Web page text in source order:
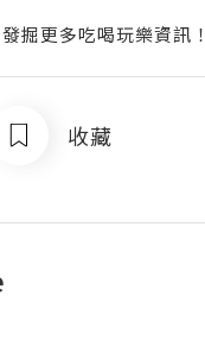
掘更多吃喝玩樂資訊！
收藏